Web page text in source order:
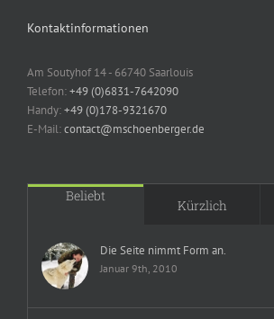
Kontaktinformationen
Am Soutyhof 14 - 66740 Saarlouis
Telefon:+49 (0)6831-7642090
Handy:+49 (0)178-9321670
E-Mail:contact@mschoenberger.de
Beliebt
Kürzlich
Die Seite nimmt Form an.
Januar 9th, 2010